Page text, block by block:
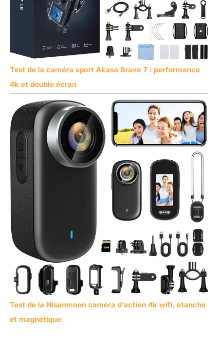
Test de la caméra sport Akaso Brave 7 : performance
4k et double écran
Test de la Nisanmoon caméra d’action 4k wifi, étanche
et magnétique